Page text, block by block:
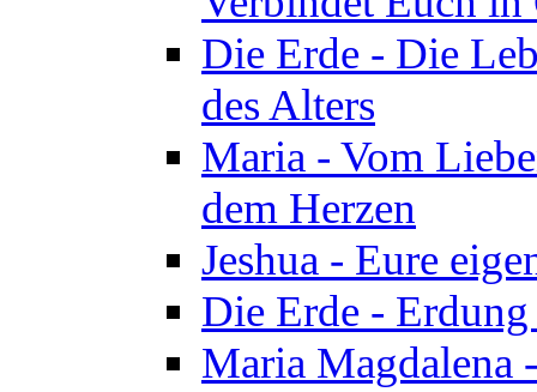
Die Erde - Die
des Alters
Maria - Vom
dem Herzen
Jeshua - Eure
Die Erde -
Maria Magdalena